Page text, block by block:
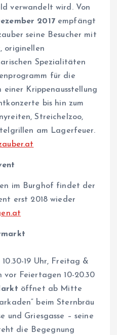
verwandelt wird. Von
2017empfängt
seine Besucher mit
originellen
Spezialitäten
für die
Krippenausstellung
bis hin zum
Streichelzoo,
am Lagerfeuer.
im Burghof findet der
erst 2018 wieder
19 Uhr, Freitag &
vor Feiertagen 10-20.30
öffnet ab Mitte
beim Sternbräu
und Griesgasse – seine
die Begegnung